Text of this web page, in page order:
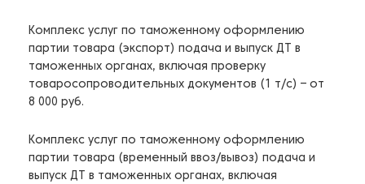
Комплекс услуг по таможенному оформлению
партии товара (экспорт) подача и выпуск ДТ в
таможенных органах, включая проверку
товаросопроводительных документов (1 т/с) – от
8 000 руб.
Комплекс услуг по таможенному оформлению
партии товара (временный ввоз/вывоз) подача и
выпуск ДТ в таможенных органах, включая